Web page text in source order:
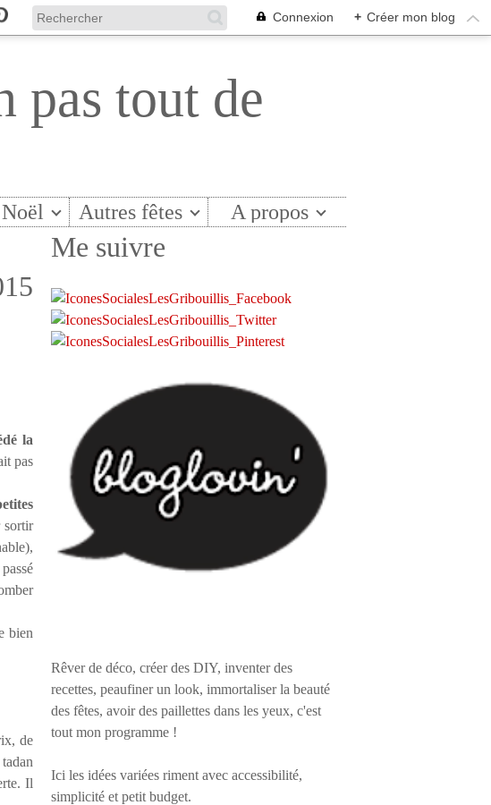
Connexion + Créer mon blog
pas tout de
Autres fêtes A propos
la
pas
sortir
bien
de
Il
Me suivre
Rêver de déco, créer des DIY, inventer des
recettes, peaufiner un look, immortaliser la beauté
des fêtes, avoir des paillettes dans les yeux, c'est
tout mon programme !
Ici les idées variées riment avec accessibilité,
simplicité et petit budget.